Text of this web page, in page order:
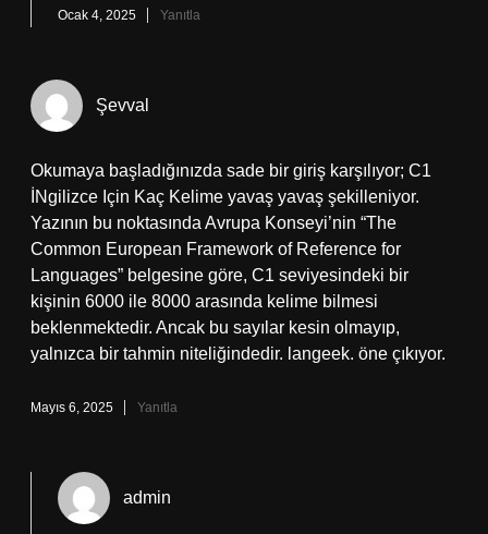
Ocak 4, 2025 Yanıtla
Şevval
Okumaya başladığınızda sade bir giriş karşılıyor; C1
İNgilizce Için Kaç Kelime yavaş yavaş şekilleniyor.
Yazının bu noktasında Avrupa Konseyi’nin “The
Common European Framework of Reference for
Languages” belgesine göre, C1 seviyesindeki bir
kişinin 6000 ile 8000 arasında kelime bilmesi
beklenmektedir. Ancak bu sayılar kesin olmayıp,
yalnızca bir tahmin niteliğindedir. langeek. öne çıkıyor.
Mayıs 6, 2025 Yanıtla
admin